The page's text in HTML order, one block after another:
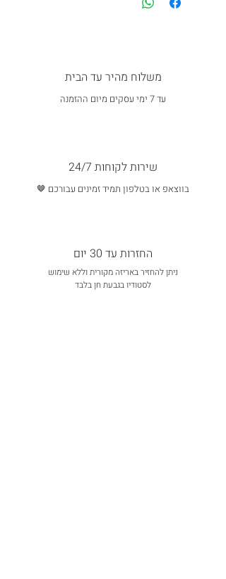
משלוח מהיר עד הבית
עד 7 ימי עסקים מיום ההזמנה
שירות לקוחות 24/7
בווצאפ או בטלפון תמיד זמינים עבורכם 🤎
החזרות עד 30 יום
ניתן להחזיר באריזה מקורית וללא שימוש
לסטודיו בגבעת חן בלבד